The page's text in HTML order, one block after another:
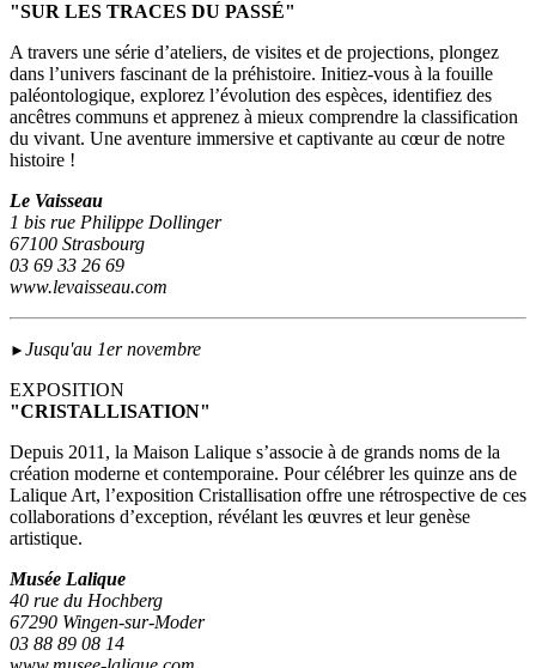
"SUR LES TRACES DU PASSÉ"
A travers une série d’ateliers, de visites et de projections, plongez
dans l’univers fascinant de la préhistoire. Initiez-vous à la fouille
paléontologique, explorez l’évolution des espèces, identifiez des
ancêtres communs et apprenez à mieux comprendre la classification
du vivant. Une aventure immersive et captivante au cœur de notre
histoire !
Le Vaisseau
1 bis rue Philippe Dollinger
67100 Strasbourg
03 69 33 26 69
www.levaisseau.com
► Jusqu'au 1er novembre
EXPOSITION
"CRISTALLISATION"
Depuis 2011, la Maison Lalique s’associe à de grands noms de la
création moderne et contemporaine. Pour célébrer les quinze ans de
Lalique Art, l’exposition Cristallisation offre une rétrospective de ces
collaborations d’exception, révélant les œuvres et leur genèse
artistique.
Musée Lalique
40 rue du Hochberg
67290 Wingen-sur-Moder
03 88 89 08 14